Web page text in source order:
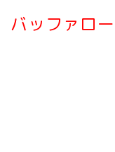
バッファロー